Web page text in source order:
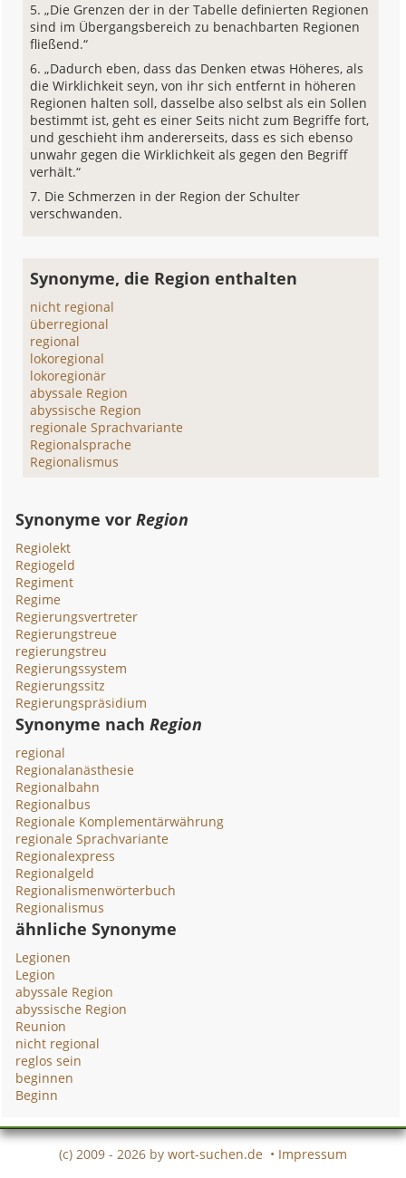
„Die Grenzen der in der Tabelle definierten Regionen
sind im Übergangsbereich zu benachbarten Regionen
fließend.“
„Dadurch eben, dass das Denken etwas Höheres, als
die Wirklichkeit seyn, von ihr sich entfernt in höheren
Regionen halten soll, dasselbe also selbst als ein Sollen
bestimmt ist, geht es einer Seits nicht zum Begriffe fort,
und geschieht ihm andererseits, dass es sich ebenso
unwahr gegen die Wirklichkeit als gegen den Begriff
verhält.“
Die Schmerzen in der Region der Schulter
verschwanden.
Synonyme, die Region enthalten
nicht regional
überregional
regional
lokoregional
lokoregionär
abyssale Region
abyssische Region
regionale Sprachvariante
Regionalsprache
Regionalismus
Synonyme vorRegion
Regiolekt
Regiogeld
Regiment
Regime
Regierungsvertreter
Regierungstreue
regierungstreu
Regierungssystem
Regierungssitz
Regierungspräsidium
Synonyme nachRegion
regional
Regionalanästhesie
Regionalbahn
Regionalbus
Regionale Komplementärwährung
regionale Sprachvariante
Regionalexpress
Regionalgeld
Regionalismenwörterbuch
Regionalismus
ähnliche Synonyme
Legionen
Legion
abyssale Region
abyssische Region
Reunion
nicht regional
reglos sein
beginnen
Beginn
(c) 2009 - 2026 by wort-suchen.de • Impressum